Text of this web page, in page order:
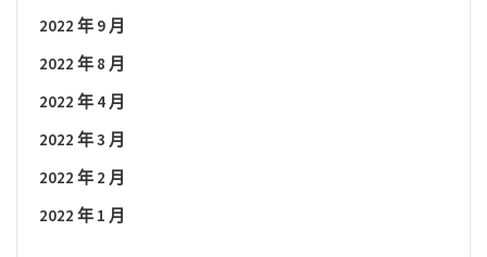
2022 年 9 月
2022 年 8 月
2022 年 4 月
2022 年 3 月
2022 年 2 月
2022 年 1 月